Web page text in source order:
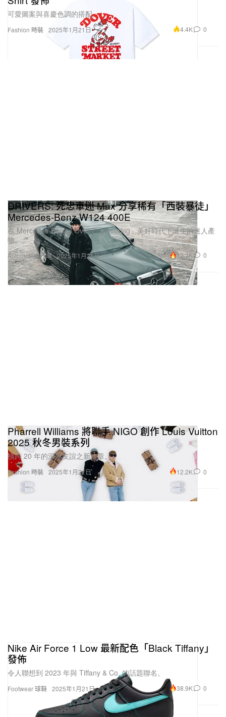
Fashion 時裝
可愛圖案與喜慶色調的搭配。
2025年1月21日 4.4K 0
Automotive 汽車
DRIVERS: 死忠車迷 Max 分享稀有「西裝暴徒」
Mercedes-Benz W124 400E
在 Mercedes-Benz「Over-Engineering」美好時代下誕生的迷人產
物。
2025年1月21日 12.3K 0
Fashion 時裝
Pharrell Williams 將聯手 NIGO 創作 Louis Vuitton
2025 秋冬男裝系列
橫跨 20 年的深厚友誼之新篇章。
2025年1月21日 12.2K 0
Footwear 球鞋
Nike Air Force 1 Low 最新配色「Black Tiffany」
發佈
令人聯想到 2023 年與 Tiffany & Co. 的話題聯名。
2025年1月21日 38.9K 0